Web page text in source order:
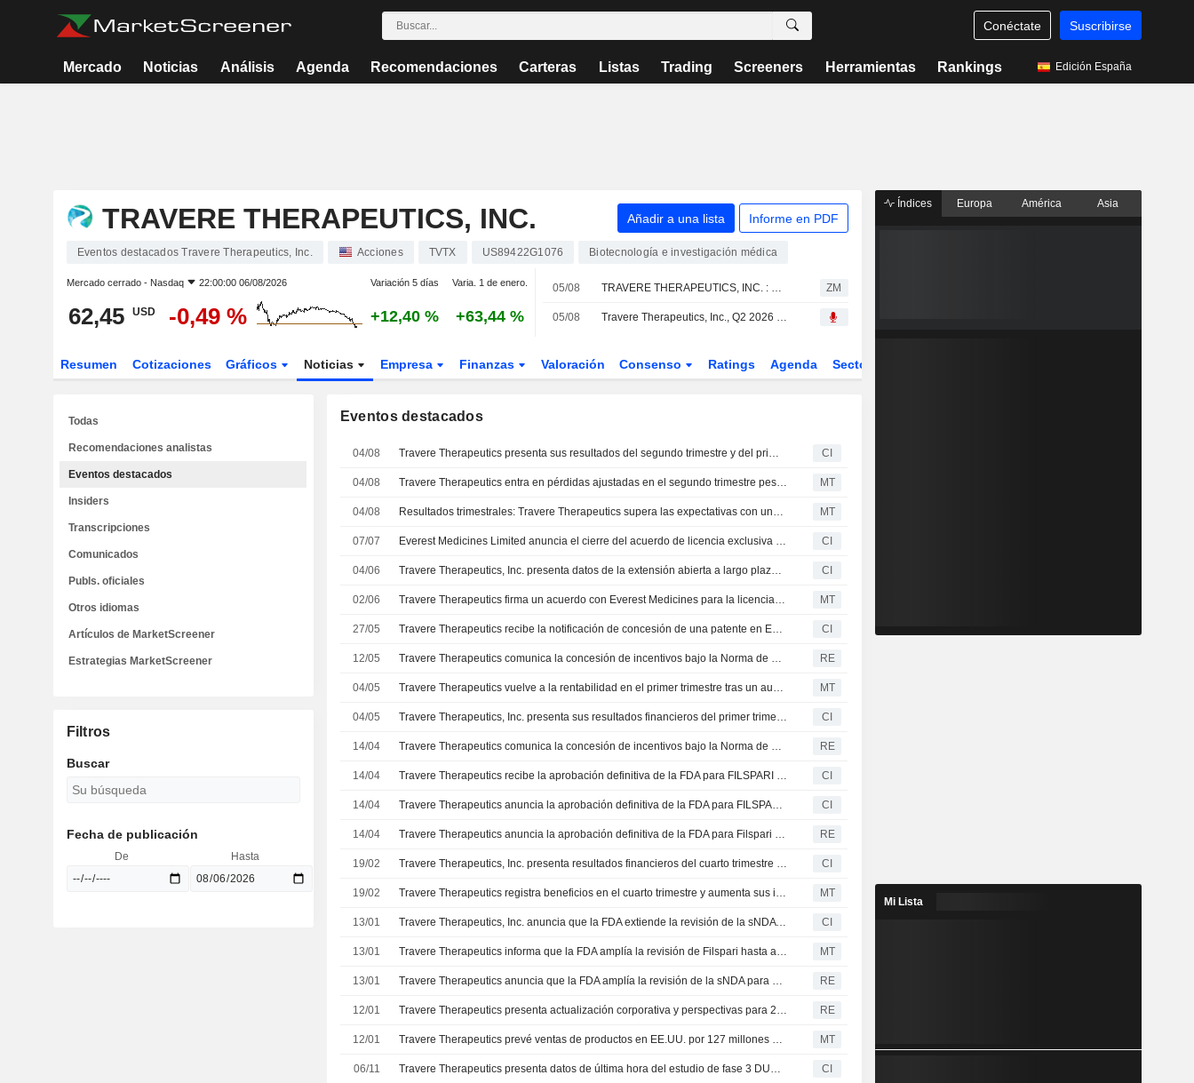
Conéctate Suscribirse
Mercado Noticias Análisis Agenda Recomendaciones Carteras Listas Trading Screeners Herramientas Rankings Edición España
TRAVERE THERAPEUTICS, INC. Añadir a una lista Informe en PDF
Eventos destacados Travere Therapeutics, Inc. Acciones TVTX US89422G1076 Biotecnología e investigación médica
Mercado cerrado - Nasdaq 22:00:00 06/08/2026 Variación 5 días Varia. 1 de enero.
62,45 USD -0,49 % +12,40 % +63,44 %
05/08 TRAVERE THERAPEUTICS, INC. : Obtiene una recomendación de compra de Wedbush ZM
05/08 Travere Therapeutics, Inc., Q2 2026 Earnings Call, Aug 04, 2026
Resumen Cotizaciones Gráficos Noticias Empresa Finanzas Valoración Consenso Ratings Agenda Sector
Eventos destacados
04/08 Travere Therapeutics presenta sus resultados del segundo trimestre y del primer semestre de 2026 CI
04/08 Travere Therapeutics entra en pérdidas ajustadas en el segundo trimestre pese al aumento de sus ingresos MT
04/08 Resultados trimestrales: Travere Therapeutics supera las expectativas con unos ingresos de 169,6 millones USD en el segundo trimestre MT
07/07 Everest Medicines Limited anuncia el cierre del acuerdo de licencia exclusiva y colaboración con Travere Therapeutics, Inc CI
04/06 Travere Therapeutics, Inc. presenta datos de la extensión abierta a largo plazo del estudio de fase 3 DUPLEX sobre Filspari en la glomeruloesclerosis focal y segmentaria CI
02/06 Travere Therapeutics firma un acuerdo con Everest Medicines para la licencia de un fármaco potencial contra enfermedades renales MT
27/05 Travere Therapeutics recibe la notificación de concesión de una patente en EE. UU. para ciertos métodos de uso de FILSPARI (sparsentan) en la nefropatía por IgA CI
12/05 Travere Therapeutics comunica la concesión de incentivos bajo la Norma de Cotización 5635(c)(4) del Nasdaq RE
04/05 Travere Therapeutics vuelve a la rentabilidad en el primer trimestre tras un aumento de sus ingresos MT
04/05 Travere Therapeutics, Inc. presenta sus resultados financieros del primer trimestre finalizado el 31 de marzo de 2026 CI
14/04 Travere Therapeutics comunica la concesión de incentivos bajo la Norma de Cotización 5635(c)(4) del Nasdaq RE
14/04 Travere Therapeutics recibe la aprobación definitiva de la FDA para FILSPARI en el tratamiento de la GEFS CI
14/04 Travere Therapeutics anuncia la aprobación definitiva de la FDA para FILSPARI® (sparsentan), el primer y único medicamento aprobado para la GEFS CI
14/04 Travere Therapeutics anuncia la aprobación definitiva de la FDA para Filspari (sparsentan), el primer y único medicamento autorizado para la GEFS RE
19/02 Travere Therapeutics, Inc. presenta resultados financieros del cuarto trimestre y del año completo finalizado el 31 de diciembre de 2025 CI
19/02 Travere Therapeutics registra beneficios en el cuarto trimestre y aumenta sus ingresos MT
13/01 Travere Therapeutics, Inc. anuncia que la FDA extiende la revisión de la sNDA para Filspari® (Sparsentan) en glomeruloesclerosis segmentaria focal CI
13/01 Travere Therapeutics informa que la FDA amplía la revisión de Filspari hasta abril; las acciones caen MT
13/01 Travere Therapeutics anuncia que la FDA amplía la revisión de la sNDA para Filspari (sparsentan) en FSGS RE
12/01 Travere Therapeutics presenta actualización corporativa y perspectivas para 2026 RE
12/01 Travere Therapeutics prevé ventas de productos en EE.UU. por 127 millones de dólares en el cuarto trimestre MT
06/11 Travere Therapeutics presenta datos de última hora del estudio de fase 3 DUPLEX sobre Filspari en FSGS durante la Semana del Riñón de la ASN 2025 CI
Todas
Recomendaciones analistas
Eventos destacados
Insiders
Transcripciones
Comunicados
Publs. oficiales
Otros idiomas
Artículos de MarketScreener
Estrategias MarketScreener
Filtros
Buscar
Fecha de publicación
De Hasta
Índices Europa América Asia
Mi Lista